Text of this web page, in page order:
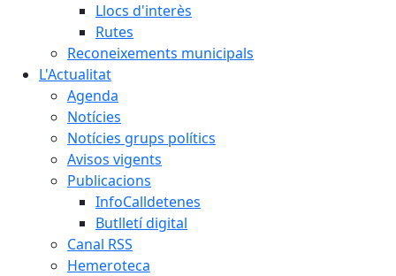
Llocs d'interès
Rutes
Reconeixements municipals
L'Actualitat
Agenda
Notícies
Notícies grups polítics
Avisos vigents
Publicacions
InfoCalldetenes
Butlletí digital
Canal RSS
Hemeroteca